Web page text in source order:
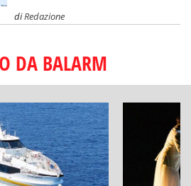
diRedazione
DA BALARM